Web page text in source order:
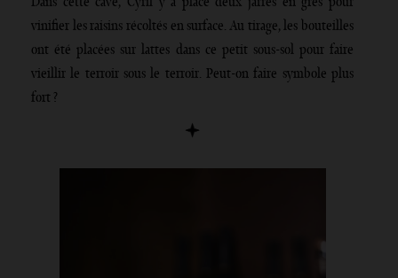
vinifier les raisins récoltés en surface. Au tirage, les bouteilles
ont été placées sur lattes dans ce petit sous-sol pour faire
vieillir le terroir sous le terroir. Peut-on faire symbole plus
fort ?